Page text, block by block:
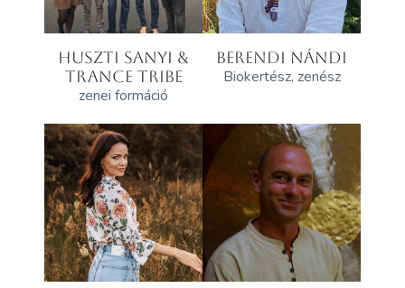
HUSZTI SANYI &
TRANCE TRIBE
zenei formáció
BERENDI NÁNDI
Biokertész, zenész